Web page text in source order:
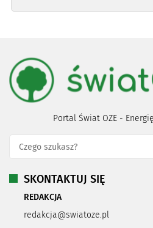
Portal Świat OZE -
SKONTAKTUJ SIĘ
REDAKCJA
redakcja@swiatoze.pl